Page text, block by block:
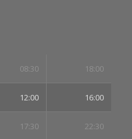
08:30 18:00
12:00 16:00
17:30 22:30